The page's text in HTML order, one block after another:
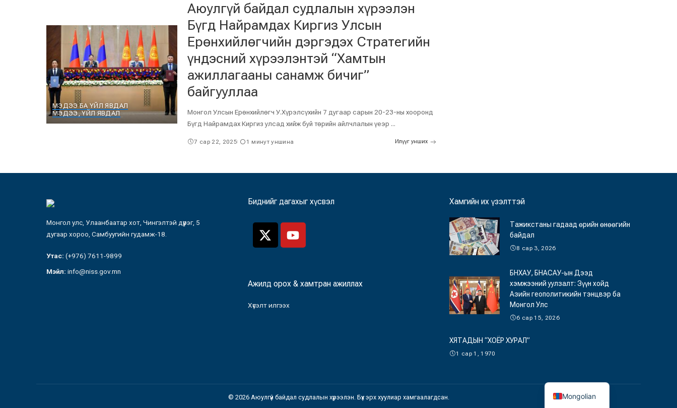
МЭДЭЭ БА ҮЙЛ ЯВДАЛ
МЭДЭЭ, ҮЙЛ ЯВДАЛ
Аюулгүй байдал судлалын хүрээлэн
Бүгд Найрамдах Киргиз Улсын
Ерөнхийлөгчийн дэргэдэх Стратегийн
үндэсний хүрээлэнтэй “Хамтын
ажиллагааны санамж бичиг”
байгууллаа
Монгол Улсын Ерөнхийлөгч У.Хүрэлсүхийн 7 дугаар сарын 20-23-ны хооронд
Бүгд Найрамдах Киргиз улсад хийж буй төрийн айлчлалын үеэр ...
7 сар 22, 2025 1 минут уншина Илүүг унших
Монгол улс, Улаанбаатар хот, Чингэлтэй дүүрэг, 5
дугаар хороо, Самбуугийн гудамж-18.
Утас: (+976) 7611-9899
Мэйл: info@niss.gov.mn
Биднийг дагахыг хүсвэл
Ажилд орох & хамтран ажиллах
Хүсэлт илгээх
Хамгийн их үзэлттэй
Тажикстаны гадаад өрийн өнөөгийн
байдал
8 сар 3, 2026
БНХАУ, БНАСАУ-ын Дээд
хэмжээний уулзалт: Зүүн хойд
Азийн геополитикийн тэнцвэр ба
Монгол Улс
6 сар 15, 2026
ХЯТАДЫН “ХОЁР ХУРАЛ”
1 сар 1, 1970
© 2026 Аюулгүй байдал судлалын хүрээлэн. Бүх эрх хуулиар хамгаалагдсан. Mongolian